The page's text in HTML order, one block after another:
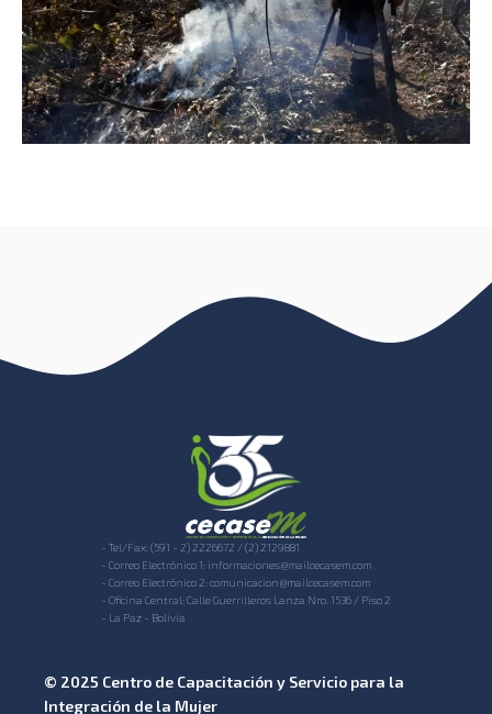
- Tel/Fax: (591 - 2) 2226672 / (2) 2129881
- Correo Electrónico 1: informaciones@mailcecasem.com
- Correo Electrónico 2: comunicacion@mailcecasem.com
- Oficina Central: Calle Guerrilleros Lanza Nro. 1536 / Piso 2
- La Paz - Bolivia
© 2025 Centro de Capacitación y Servicio para la
Integración de la Mujer